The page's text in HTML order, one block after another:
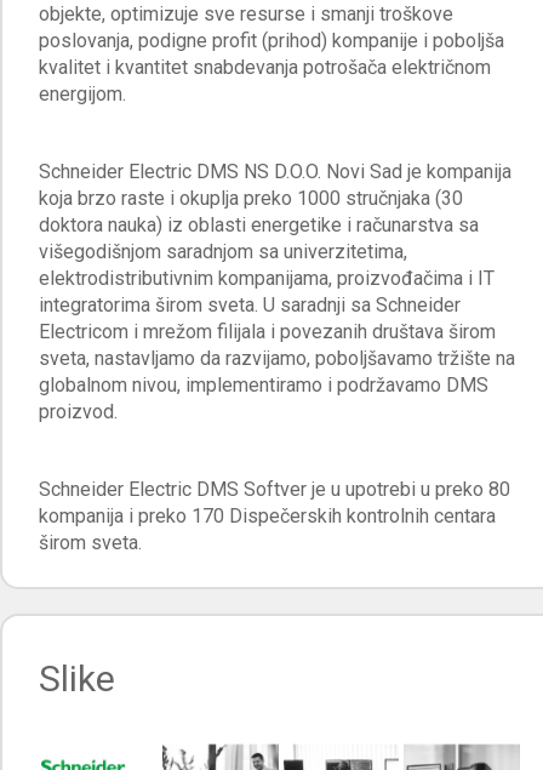
objekte, optimizuje sve resurse i smanji troškove
poslovanja, podigne profit (prihod) kompanije i poboljša
kvalitet i kvantitet snabdevanja potrošača električnom
energijom.
Schneider Electric DMS NS D.O.O. Novi Sad je kompanija
koja brzo raste i okuplja preko 1000 stručnjaka (30
doktora nauka) iz oblasti energetike i računarstva sa
višegodišnjom saradnjom sa univerzitetima,
elektrodistributivnim kompanijama, proizvođačima i IT
integratorima širom sveta. U saradnji sa Schneider
Electricom i mrežom filijala i povezanih društava širom
sveta, nastavljamo da razvijamo, poboljšavamo tržište na
globalnom nivou, implementiramo i podržavamo DMS
proizvod.
Schneider Electric DMS Softver je u upotrebi u preko 80
kompanija i preko 170 Dispečerskih kontrolnih centara
širom sveta.
Slike